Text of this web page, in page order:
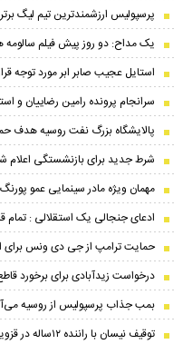
پرسپولیس ارزشمندترین تیم لیگ
یک مداح: دو روز پیش فیلم سالومه
استایل عجیب صابر ابر مورد توجه
سرانجام پرونده رامین رضاییان و
پالایشگاه بزرگ نفت روسیه هدف
شرط جدید برای بازنشستگی اعلام
مهمان ویژه مادر سینمایی عمو
ادعای جنجالی یک استقلالی :
حمایت ترامپ از جی دی ونس برای
درخواست زیدآبادی برای برخورد
بمب جذاب پرسپولیس از روسیه
توقیف نیسان با راننده ۱۲ساله در قزوین